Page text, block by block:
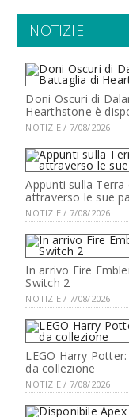
NOTIZIE
Doni Oscuri di
Hearthstone è
NOTIZIE / 7/08/2026
Appunti sulla Terra
attraverso le sue
NOTIZIE / 7/08/2026
In arrivo Fire
Switch 2
NOTIZIE / 7/08/2026
LEGO Harry
da collezione
NOTIZIE / 7/08/2026